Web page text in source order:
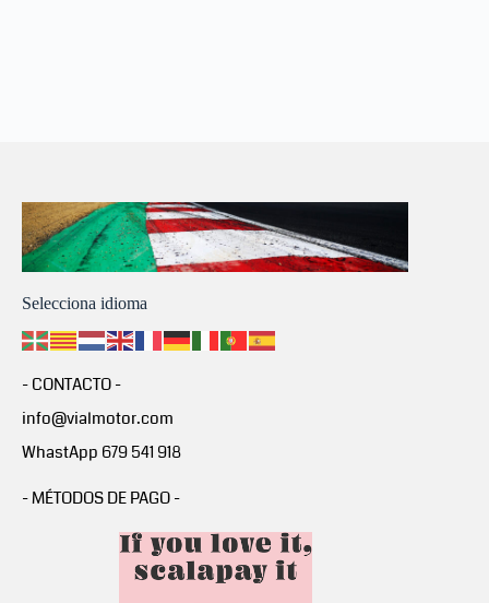
Selecciona idioma
- CONTACTO -
info@vialmotor.com
WhastApp 679 541 918
- MÉTODOS DE PAGO -